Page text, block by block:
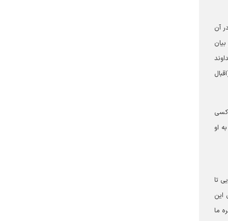
آن
او
تا
این
ما